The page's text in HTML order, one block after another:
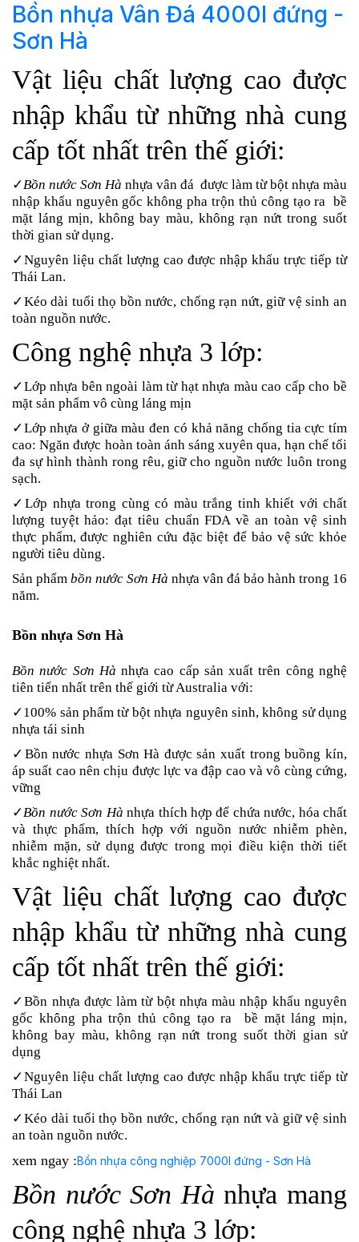
Bồn nhựa Vân Đá 4000l đứng -
Sơn Hà
Vật liệu chất lượng cao được
nhập khẩu từ những nhà cung
cấp tốt nhất trên thế giới:
✓Bồn nước Sơn Hà nhựa vân đá được làm từ bột nhựa màu
nhập khẩu nguyên gốc không pha trộn thủ công tạo ra bề
mặt láng mịn, không bay màu, không rạn nứt trong suốt
thời gian sử dụng.
✓Nguyên liệu chất lượng cao được nhập khẩu trực tiếp từ
Thái Lan.
✓Kéo dài tuổi thọ bồn nước, chống rạn nứt, giữ vệ sinh an
toàn nguồn nước.
Công nghệ nhựa 3 lớp:
✓Lớp nhựa bên ngoài làm từ hạt nhựa màu cao cấp cho bề
mặt sản phẩm vô cùng láng mịn
✓Lớp nhựa ở giữa màu đen có khả năng chống tia cực tím
cao: Ngăn được hoàn toàn ánh sáng xuyên qua, hạn chế tối
đa sự hình thành rong rêu, giữ cho nguồn nước luôn trong
sạch.
✓Lớp nhựa trong cùng có màu trắng tinh khiết với chất
lượng tuyệt hảo: đạt tiêu chuẩn FDA về an toàn vệ sinh
thực phẩm, được nghiên cứu đặc biệt để bảo vệ sức khỏe
người tiêu dùng.
Sản phẩm bồn nước Sơn Hà nhựa vân đá bảo hành trong 16
năm.
Bồn nhựa Sơn Hà
Bồnnước Sơn Hànhựa cao cấp sản xuất trên công nghệ
tiên tiến nhất trên thế giới từ Australia với:
✓100% sản phẩm từ bột nhựa nguyên sinh, không sử dụng
nhựa tái sinh
✓Bồn nước nhựa Sơn Hà được sản xuất trong buồng kín,
áp suất cao nên chịu được lực va đập cao và vô cùng cứng,
vững
✓Bồn nước Sơn Hà nhựa thích hợp để chứa nước, hóa chất
và thực phẩm, thích hợp với nguồn nước nhiễm phèn,
nhiễm mặn, sử dụng được trong mọi điều kiện thời tiết
khắc nghiệt nhất.
Vật liệu chất lượng cao được
nhập khẩu từ những nhà cung
cấp tốt nhất trên thế giới:
✓Bồn nhựa được làm từ bột nhựa màu nhập khẩu nguyên
gốc không pha trộn thủ công tạo ra bề mặt láng mịn,
không bay màu, không rạn nứt trong suốt thời gian sử
dụng
✓Nguyên liệu chất lượng cao được nhập khẩu trực tiếp từ
Thái Lan
✓Kéo dài tuổi thọ bồn nước, chống rạn nứt và giữ vệ sinh
an toàn nguồn nước.
xem ngay :Bồn nhựa công nghiệp 7000l đứng - Sơn Hà
Bồn nước Sơn Hànhựa mang
công nghệ nhựa 3 lớp: